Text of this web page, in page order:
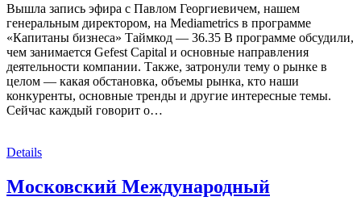
Вышла запись эфира с Павлом Георгиевичем, нашем
генеральным директором, на Mediametrics в программе
«Капитаны бизнеса» Таймкод — 36.35 В программе обсудили,
чем занимается Gefest Capital и основные направления
деятельности компании. Также, затронули тему о рынке в
целом — какая обстановка, объемы рынка, кто наши
конкуренты, основные тренды и другие интересные темы.
Сейчас каждый говорит о…
Details
Московский Международный